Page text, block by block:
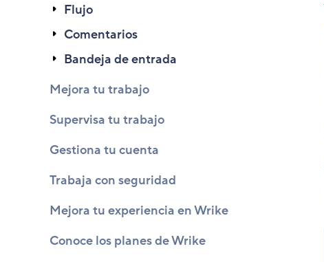
Flujo
Comentarios
Bandeja de entrada
Mejora tu trabajo
Supervisa tu trabajo
Gestiona tu cuenta
Trabaja con seguridad
Mejora tu experiencia en Wrike
Conoce los planes de Wrike